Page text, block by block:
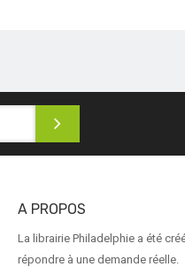
A PROPOS
La librairie Philadelphie a été
répondre à une demande réelle.